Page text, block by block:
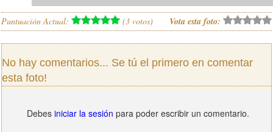
Puntuación Actual: (3 votos) Vota esta foto:
No hay comentarios... Se tú el primero en comentar
esta foto!
Debes iniciar la sesión para poder escribir un comentario.